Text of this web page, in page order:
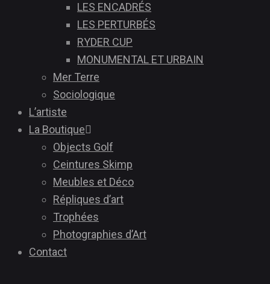
LES ENCADRÉS
LES PERTURBÉS
RYDER CUP
MONUMENTAL ET URBAIN
Mer Terre
Sociologique
L’artiste
La Boutique
Objects Golf
Ceintures Skimp
Meubles et Déco
Répliques d’art
Trophées
Photographies d’Art
Contact